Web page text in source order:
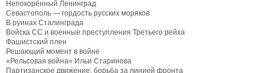
Непокорённый Ленинград
Севастополь — гордость русских моряков
В руинах Сталинграда
Войска СС и военные преступления Третьего рейха
Фашистский плен
Решающий момент в войне
«Рельсовая война» Ильи Старинова
Партизанское движение: борьба за линией фронта